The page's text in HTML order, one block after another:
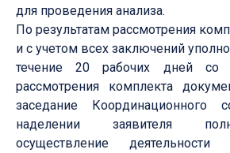
для проведения анализа.
По результатам рассмотрения
и с учетом всех заключений
течение 20 рабочих дней со
рассмотрения комплекта
заседание Координационного
наделении заявителя
осуществление